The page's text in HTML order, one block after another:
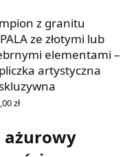
z granitu
ze złotymi lub
elementami –
artystyczna
zł
ażurowy